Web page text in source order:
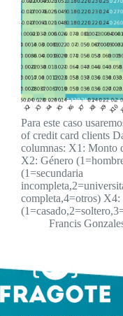
Para este caso
of credit card clients
columnas: X1: Monto
X2: Género
(1=secundaria
completa,4=otros)
Francis